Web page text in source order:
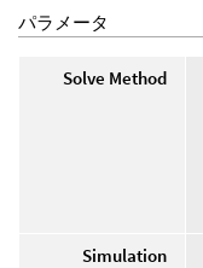
パラメータ
Solve Method
Simulation